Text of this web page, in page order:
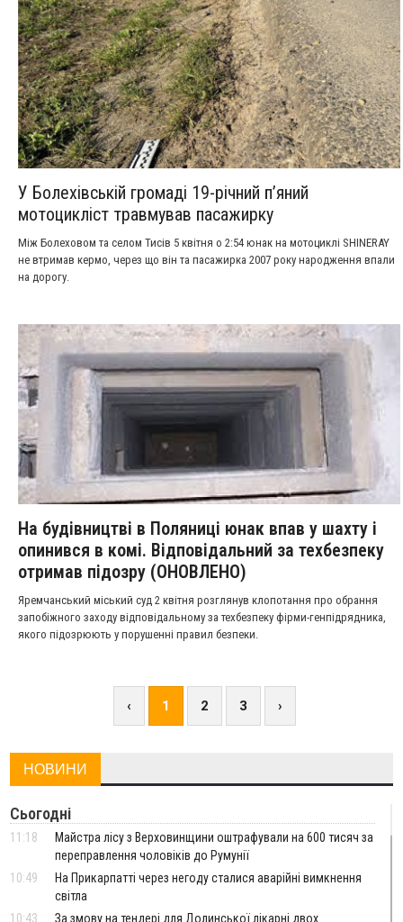
У Болехівській громаді 19-річний п’яний
мотоцикліст травмував пасажирку
Між Болеховом та селом Тисів 5 квітня о 2:54 юнак на мотоциклі SHINERAY
не втримав кермо, через що він та пасажирка 2007 року народження впали
на дорогу.
На будівництві в Поляниці юнак впав у шахту і
опинився в комі. Відповідальний за техбезпеку
отримав підозру (ОНОВЛЕНО)
Яремчанський міський суд 2 квітня розглянув клопотання про обрання
запобіжного заходу відповідальному за техбезпеку фірми-генпідрядника,
якого підозрюють у порушенні правил безпеки.
‹ 1 2 3 ›
НОВИНИ
Сьогодні
11:18
Майстра лісу з Верховинщини оштрафували на 600 тисяч за
переправлення чоловіків до Румунії
10:49
На Прикарпатті через негоду сталися аварійні вимкнення
світла
10:43
За змову на тендері для Долинської лікарні двох